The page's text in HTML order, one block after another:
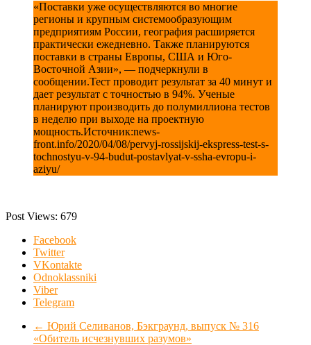
«Поставки уже осуществляются во многие
регионы и крупным системообразующим
предприятиям России, география расширяется
практически ежедневно. Также планируются
поставки в страны Европы, США и Юго-
Восточной Азии», — подчеркнули в
сообщении.Тест проводит результат за 40 минут и
дает результат с точностью в 94%. Ученые
планируют производить до полумиллиона тестов
в неделю при выходе на проектную
мощность.Источник:news-
front.info/2020/04/08/pervyj-rossijskij-ekspress-test-s-
tochnostyu-v-94-budut-postavlyat-v-ssha-evropu-i-
aziyu/
Post Views: 679
Facebook
Twitter
VKontakte
Odnoklassniki
Viber
Telegram
← Юрий Селиванов, Бэкграунд, выпуск № 316
«Обитель исчезнувших разумов»